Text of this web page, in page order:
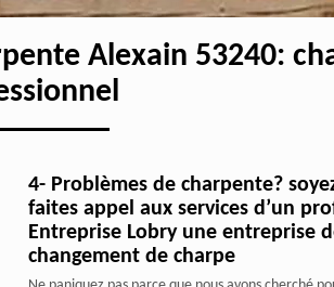
Alexain 53240:
4- Problèmes de charpente?
faites appel aux services d’un
Entreprise Lobry une entreprise
changement de charpe